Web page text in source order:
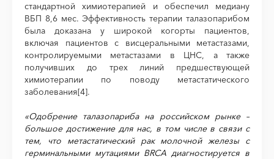
стандартной химиотерапией и обеспечил медиану
ВБП 8,6 мес. Эффективность терапии талазопарибом
была доказана у широкой когорты пациентов,
включая пациентов с висцеральными метастазами,
контролируемыми метастазами в ЦНС, а также
получивших до трех линий предшествующей
химиотерапии по поводу метастатического
заболевания[4].
«Одобрение талазопариба на российском рынке –
большое достижение для нас, в том числе в связи с
тем, что метастатический рак молочной железы с
герминальными мутациями BRCA диагностируется в